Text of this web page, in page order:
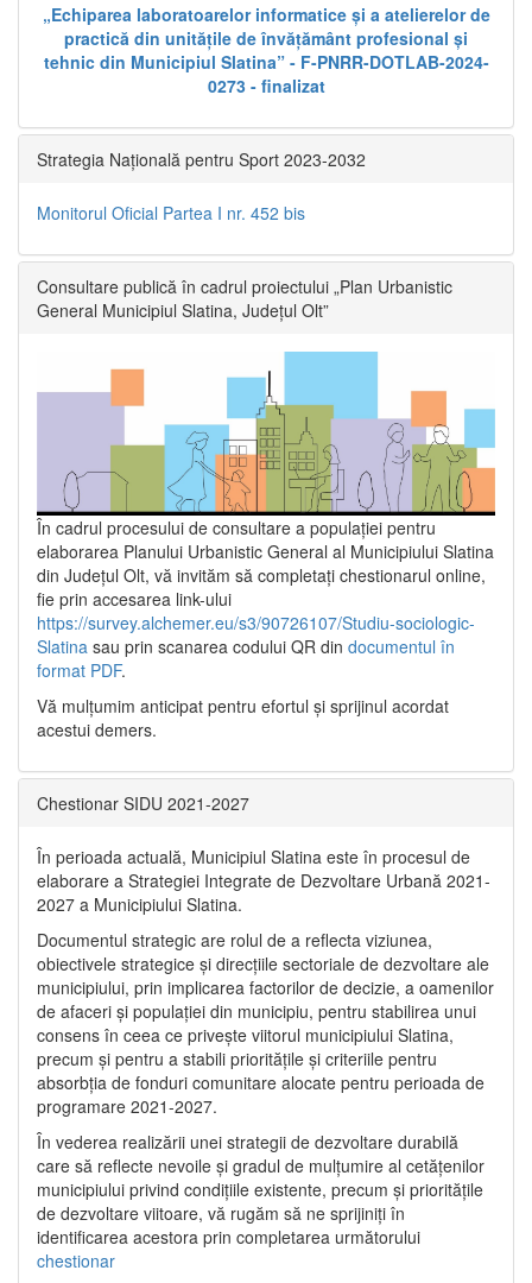
„Echiparea laboratoarelor informatice și a atelierelor de
practică din unitățile de învățământ profesional și
tehnic din Municipiul Slatina” - F-PNRR-DOTLAB-2024-
0273 - finalizat
Strategia Națională pentru Sport 2023-2032
Monitorul Oficial Partea I nr. 452 bis
Consultare publică în cadrul proiectului „Plan Urbanistic
General Municipiul Slatina, Județul Olt”
În cadrul procesului de consultare a populaţiei pentru
elaborarea Planului Urbanistic General al Municipiului Slatina
din Județul Olt, vă invităm să completați chestionarul online,
fie prin accesarea link-ului
https://survey.alchemer.eu/s3/90726107/Studiu-sociologic-
Slatina sau prin scanarea codului QR din documentul în
format PDF.
Vă mulţumim anticipat pentru efortul şi sprijinul acordat
acestui demers.
Chestionar SIDU 2021-2027
În perioada actuală, Municipiul Slatina este în procesul de
elaborare a Strategiei Integrate de Dezvoltare Urbană 2021‐
2027 a Municipiului Slatina.
Documentul strategic are rolul de a reflecta viziunea,
obiectivele strategice și direcțiile sectoriale de dezvoltare ale
municipiului, prin implicarea factorilor de decizie, a oamenilor
de afaceri și populației din municipiu, pentru stabilirea unui
consens în ceea ce privește viitorul municipiului Slatina,
precum și pentru a stabili prioritățile și criteriile pentru
absorbția de fonduri comunitare alocate pentru perioada de
programare 2021-2027.
În vederea realizării unei strategii de dezvoltare durabilă
care să reflecte nevoile și gradul de mulțumire al cetățenilor
municipiului privind condițiile existente, precum și prioritățile
de dezvoltare viitoare, vă rugăm să ne sprijiniți în
identificarea acestora prin completarea următorului
chestionar